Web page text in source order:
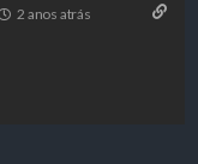
2 anos atrás